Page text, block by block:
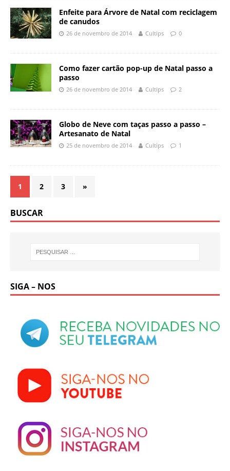
Enfeite para Árvore de Natal com reciclagem
de canudos
26 de novembro de 2014 Cultips 0
Como fazer cartão pop-up de Natal passo a
passo
26 de novembro de 2014 Cultips 2
Globo de Neve com taças passo a passo –
Artesanato de Natal
25 de novembro de 2014 Cultips 1
1 2 3 »
BUSCAR
SIGA – NOS